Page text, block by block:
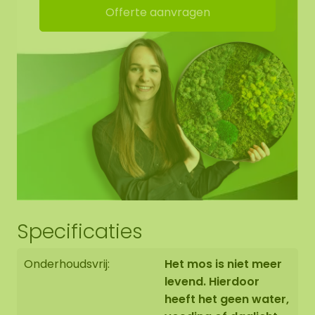
geluidsabsorptie. Dit zorgt voor 15% meer
geluidsopname! De dots hebben ophangogen,
zodat je hem zelf eenvoudig kunt ophangen.
Randafwerking mosdots:
De rand van het mos werken we netjes afgerond
af tot het zwarte paneel.
op bestelling in Asten (NL) handgemaakt.
U heeft de mogelijkheid om het mosschilderij:
1: Af te halen op adres Florapark 14 in Asten
Offerte aanvragen
Specificaties
Onderhoudsvrij:
Het mos is niet meer
levend. Hierdoor
heeft het geen water,